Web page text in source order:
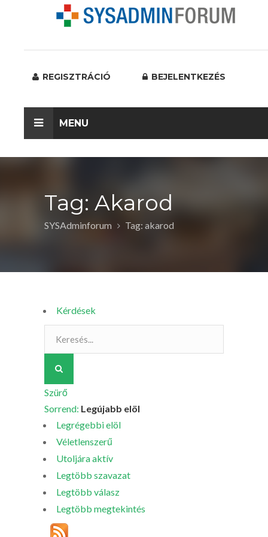
REGISZTRÁCIÓ BEJELENTKEZÉS
MENU
Tag: Akarod
SYSAdminforum Tag: akarod
Kérdések
Szürő
Sorrend: Legújabb elöl
Legrégebbi elöl
Véletlenszerű
Utoljára aktív
Legtöbb szavazat
Legtöbb válasz
Legtöbb megtekintés